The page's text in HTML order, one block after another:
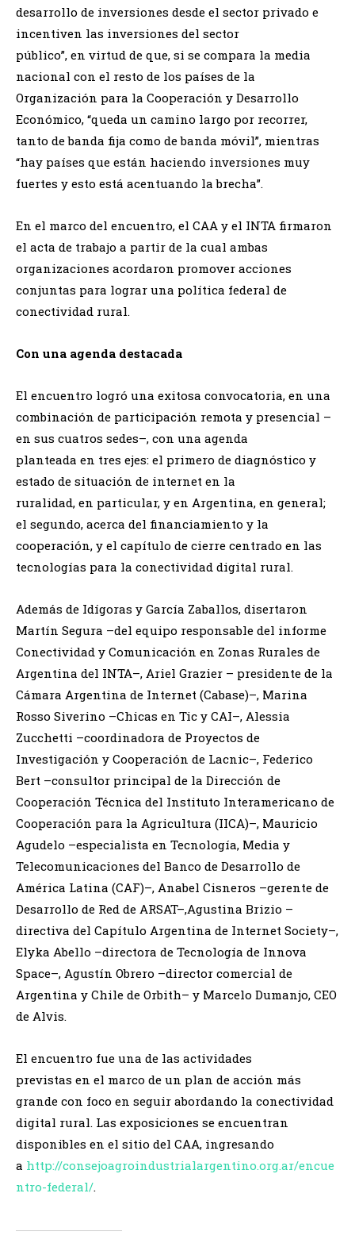
desarrollo de inversiones desde el sector privado e
incentiven las inversiones del sector
público”, en virtud de que, si se compara la media
nacional con el resto de los países de la
Organización para la Cooperación y Desarrollo
Económico, “queda un camino largo por recorrer,
tanto de banda fija como de banda móvil”, mientras
“hay países que están haciendo inversiones muy
fuertes y esto está acentuando la brecha”.
En el marco del encuentro, el CAA y el INTA firmaron
el acta de trabajo a partir de la cual ambas
organizaciones acordaron promover acciones
conjuntas para lograr una política federal de
conectividad rural.
Con una agenda destacada
El encuentro logró una exitosa convocatoria, en una
combinación de participación remota y presencial –
en sus cuatros sedes–, con una agenda
planteada en tres ejes: el primero de diagnóstico y
estado de situación de internet en la
ruralidad, en particular, y en Argentina, en general;
el segundo, acerca del financiamiento y la
cooperación, y el capítulo de cierre centrado en las
tecnologías para la conectividad digital rural.
Además de Idígoras y García Zaballos, disertaron
Martín Segura –del equipo responsable del informe
Conectividad y Comunicación en Zonas Rurales de
Argentina del INTA–, Ariel Grazier – presidente de la
Cámara Argentina de Internet (Cabase)–, Marina
Rosso Siverino –Chicas en Tic y CAI–, Alessia
Zucchetti –coordinadora de Proyectos de
Investigación y Cooperación de Lacnic–, Federico
Bert –consultor principal de la Dirección de
Cooperación Técnica del Instituto Interamericano de
Cooperación para la Agricultura (IICA)–, Mauricio
Agudelo –especialista en Tecnología, Media y
Telecomunicaciones del Banco de Desarrollo de
América Latina (CAF)–, Anabel Cisneros –gerente de
Desarrollo de Red de ARSAT–,Agustina Brizio –
directiva del Capítulo Argentina de Internet Society–,
Elyka Abello –directora de Tecnología de Innova
Space–, Agustín Obrero –director comercial de
Argentina y Chile de Orbith– y Marcelo Dumanjo, CEO
de Alvis.
El encuentro fue una de las actividades
previstas en el marco de un plan de acción más
grande con foco en seguir abordando la conectividad
digital rural. Las exposiciones se encuentran
disponibles en el sitio del CAA, ingresando
a http://consejoagroindustrialargentino.org.ar/encue
ntro-federal/.